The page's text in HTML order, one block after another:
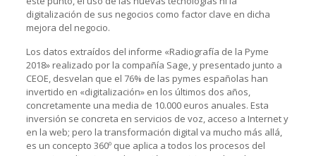
digitalización de sus negocios como factor clave en dicha
mejora del negocio.
Los datos extraídos del informe «Radiografía de la Pyme
2018» realizado por la compañía Sage, y presentado junto a
CEOE, desvelan que el 76% de las pymes españolas han
invertido en «digitalización» en los últimos dos años,
concretamente una media de 10.000 euros anuales. Esta
inversión se concreta en servicios de voz, acceso a Internet y
en la web; pero la transformación digital va mucho más allá,
es un concepto 360º que aplica a todos los procesos del